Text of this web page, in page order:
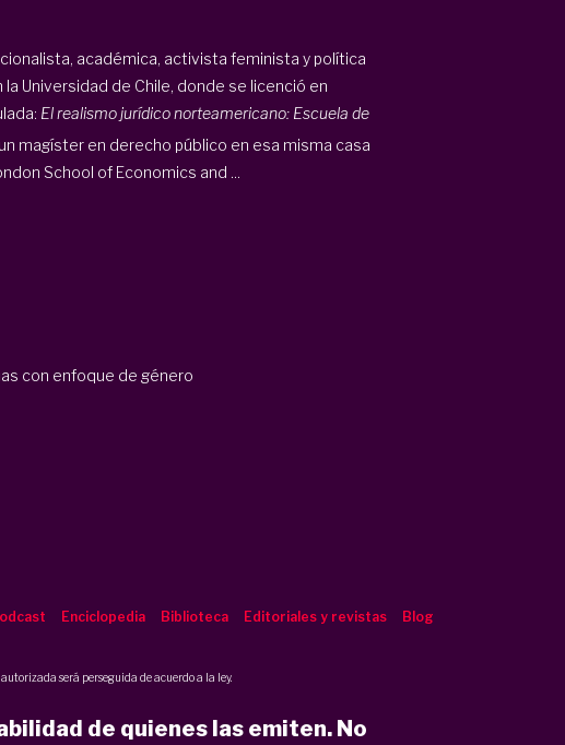
académica, activista feminista y política
Universidad de Chile, donde se licenció en
El realismo jurídico norteamericano: Escuela de
magíster en derecho público en esa misma casa
School of Economics and ...
con enfoque de género
Enciclopedia Biblioteca Editoriales y revistas Blog
será perseguida de acuerdo a la ley.
de quienes las emiten. No